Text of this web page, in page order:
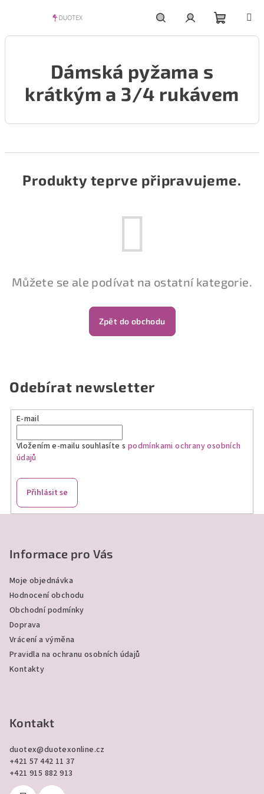
HledatPřihlášeníNákupní
Dámská pyžama s
krátkým a 3/4 rukávem
Produkty teprve připravujeme.
Můžete se ale podívat na ostatní kategorie.
Zpět do obchodu
Odebírat newsletter
E-mail
Vložením e-mailu souhlasíte s podmínkami ochrany osobních
údajů
Přihlásit se
Informace pro Vás
Moje objednávka
Hodnocení obchodu
Obchodní podmínky
Doprava
Vrácení a výměna
Pravidla na ochranu osobních údajů
Kontakty
Kontakt
duotex@duotexonline.cz
+421 57 442 11 37
+421 915 882 913